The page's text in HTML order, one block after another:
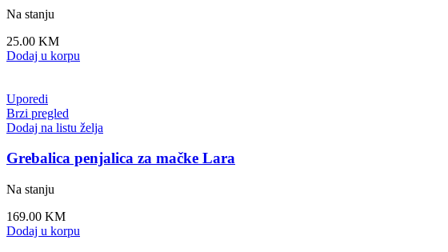
Na stanju
25.00 KM
Dodaj u korpu
Uporedi
Brzi pregled
Dodaj na listu želja
Grebalica penjalica za mačke Lara
Na stanju
169.00 KM
Dodaj u korpu